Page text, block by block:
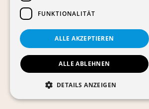
ARTÉMIS
FUNKTIONALITÄT
ALLE AKZEPTIEREN
ALLE ABLEHNEN
DETAILS ANZEIGEN